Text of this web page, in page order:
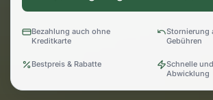
Bezahlung auch ohne
Kreditkarte
Stornierung
Gebühren
Bestpreis & Rabatte
Schnelle
Abwicklung